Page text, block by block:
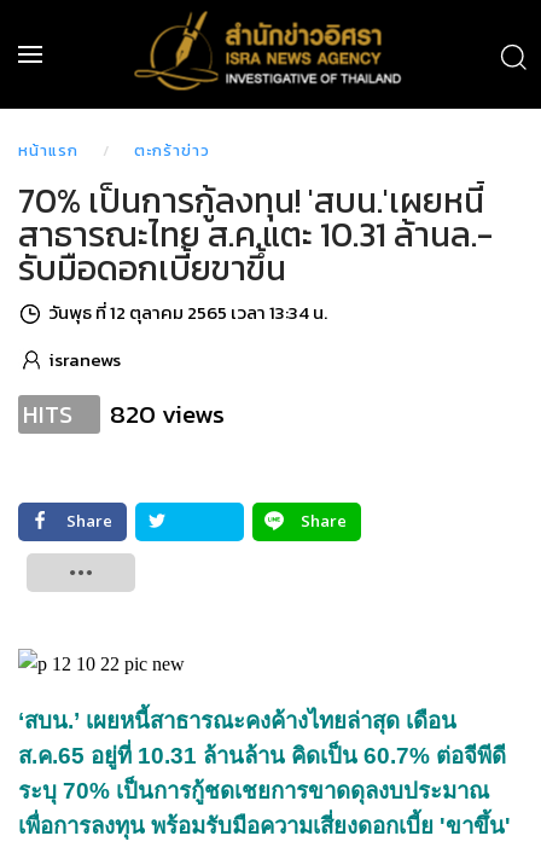
หน้าแรก ตะกร้าข่าว
70% เป็นการกู้ลงทุน! 'สบน.'เผยหนี้
สาธารณะไทย ส.ค.แตะ 10.31 ล้านล.-
รับมือดอกเบี้ยขาขึ้น
วันพุธ ที่ 12 ตุลาคม 2565 เวลา 13:34 น.
isranews
HITS 820 views
Share
Share
‘สบน.’ เผยหนี้สาธารณะคงค้างไทยล่าสุด เดือน
ส.ค.65 อยู่ที่ 10.31 ล้านล้าน คิดเป็น 60.7% ต่อจีพีดี
ระบุ 70% เป็นการกู้ชดเชยการขาดดุลงบประมาณ
เพื่อการลงทุน พร้อมรับมือความเสี่ยงดอกเบี้ย 'ขาขึ้น'